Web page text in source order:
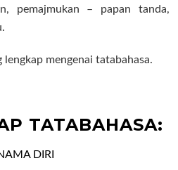
pemajmukan – papan tanda,
mengenai tatabahasa.
TATABAHASA:
DIRI